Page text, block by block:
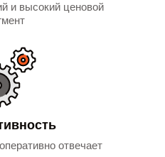
и высокий ценовой
отвечает